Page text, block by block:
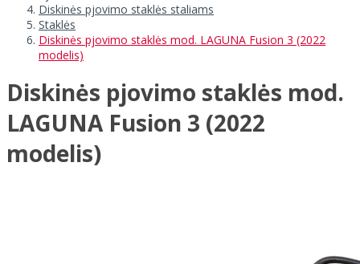
Diskinės pjovimo staklės staliams
Staklės
Diskinės pjovimo staklės mod. LAGUNA Fusion 3 (2022
modelis)
Diskinės pjovimo staklės mod.
LAGUNA Fusion 3 (2022
modelis)